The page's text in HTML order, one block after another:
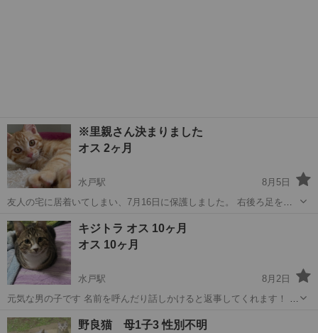
※里親さん決まりました
オス 2ヶ月
水戸駅
8月5日
友人の宅に居着いてしまい、7月16日に保護しました。 右後ろ足を怪
しておりました。 現在は足を引きずることもなく、元気に駆け回って
ます！ 2ヶ月くらいで現在1....
茨城 水戸市 トラ
キジトラ オス 10ヶ月
オス 10ヶ月
水戸駅
8月2日
元気な男の子です 名前を呼んだり話しかけると返事してくれます！ 人
のところ調子悪いところも なく、すごい元気です それと去勢もしてお
茨城 水戸市 水戸駅 猫 単身赴任
野良猫 母1子3 性別不明